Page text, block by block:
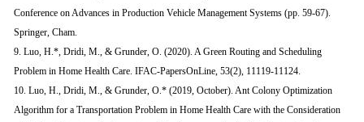
Conference on Advances in Production Vehicle Management Systems (pp. 59-67).
Springer, Cham.
9. Luo, H.*, Dridi, M., & Grunder, O. (2020). A Green Routing and Scheduling
Problem in Home Health Care. IFAC-PapersOnLine, 53(2), 11119-11124.
10. Luo, H., Dridi, M., & Grunder, O.* (2019, October). Ant Colony Optimization
Algorithm for a Transportation Problem in Home Health Care with the Consideration